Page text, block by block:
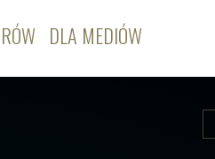
DLA MEDIÓW